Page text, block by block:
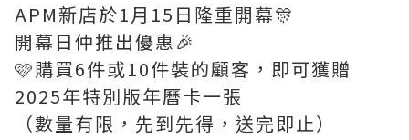
APM新店於1月15日隆重開幕🎊
開幕日仲推出優惠🎉
🩷購買6件或10件裝的顧客，即可獲贈
2025年特別版年曆卡一張
（數量有限，先到先得，送完即止）